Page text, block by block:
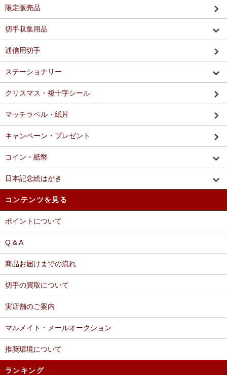
限定販売品
切手収集用品
通信用切手
ステーショナリー
クリスマス・複十字シール
マッチラベル・紙片
キャンペーン・プレゼント
コイン・紙幣
日本記念絵はがき
コンテンツを見る
ポイントについて
Q & A
商品お届けまでの流れ
切手の買取について
実店舗のご案内
マルメイト・メールオークション
推奨環境について
ランキング